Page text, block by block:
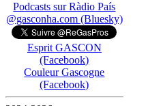
Podcasts sur Ràdio País
@gasconha.com (Bluesky)
Esprit GASCON
(Facebook)
Couleur Gascogne
(Facebook)